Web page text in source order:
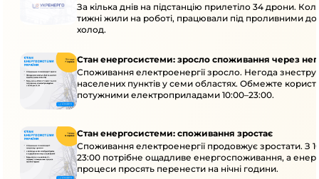
За кілька днів на підстанцію прилетіло 34 дрони.
тижні жили на роботі, працювали під проливними
холод.
Стан енергосистеми: зросло споживання через
Споживання електроенергії зросло. Негода
населених пунктів у семи областях. Обмежте
потужними електроприладами 10:00–23:00.
Стан енергосистеми: споживання зростає
Споживання електроенергії продовжує зростати. З
23:00 потрібне ощадливе енергоспоживання, а
процеси просять перенести на нічні години.